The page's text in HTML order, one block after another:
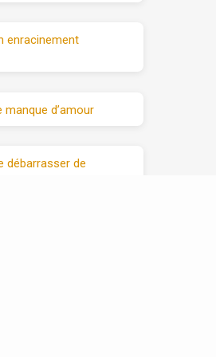
enracinement
d’amour
débarrasser de